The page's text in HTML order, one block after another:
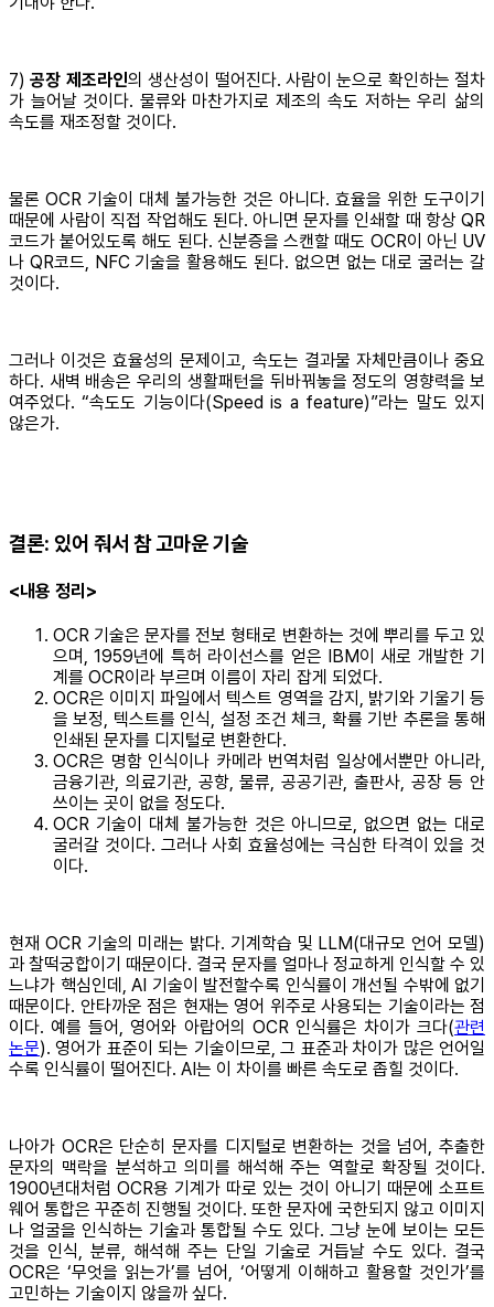
7)공장 제조라인의 생산성이 떨어진다. 사람이 눈으로 확인하는 절차
가 늘어날 것이다. 물류와 마찬가지로 제조의 속도 저하는 우리 삶의
속도를 재조정할 것이다.
물론 OCR 기술이 대체 불가능한 것은 아니다. 효율을 위한 도구이기
때문에 사람이 직접 작업해도 된다. 아니면 문자를 인쇄할 때 항상 QR
코드가 붙어있도록 해도 된다. 신분증을 스캔할 때도 OCR이 아닌 UV
나 QR코드, NFC 기술을 활용해도 된다. 없으면 없는 대로 굴러는 갈
것이다.
그러나 이것은 효율성의 문제이고, 속도는 결과물 자체만큼이나 중요
하다. 새벽 배송은 우리의 생활패턴을 뒤바꿔놓을 정도의 영향력을 보
여주었다. “속도도 기능이다(Speed is a feature)”라는 말도 있지
않은가.
결론: 있어 줘서 참 고마운 기술
<내용 정리>
OCR 기술은 문자를 전보 형태로 변환하는 것에 뿌리를 두고 있
으며, 1959년에 특허 라이선스를 얻은 IBM이 새로 개발한 기
계를 OCR이라 부르며 이름이 자리 잡게 되었다.
OCR은 이미지 파일에서 텍스트 영역을 감지, 밝기와 기울기 등
을 보정, 텍스트를 인식, 설정 조건 체크, 확률 기반 추론을 통해
인쇄된 문자를 디지털로 변환한다.
OCR은 명함 인식이나 카메라 번역처럼 일상에서뿐만 아니라,
금융기관, 의료기관, 공항, 물류, 공공기관, 출판사, 공장 등 안
쓰이는 곳이 없을 정도다.
OCR 기술이 대체 불가능한 것은 아니므로, 없으면 없는 대로
굴러갈 것이다. 그러나 사회 효율성에는 극심한 타격이 있을 것
이다.
현재 OCR 기술의 미래는 밝다. 기계학습 및 LLM(대규모 언어 모델)
과 찰떡궁합이기 때문이다. 결국 문자를 얼마나 정교하게 인식할 수 있
느냐가 핵심인데, AI 기술이 발전할수록 인식률이 개선될 수밖에 없기
때문이다. 안타까운 점은 현재는 영어 위주로 사용되는 기술이라는 점
이다. 예를 들어, 영어와 아랍어의 OCR 인식률은 차이가 크다(관련
논문). 영어가 표준이 되는 기술이므로, 그 표준과 차이가 많은 언어일
수록 인식률이 떨어진다. AI는 이 차이를 빠른 속도로 좁힐 것이다.
나아가 OCR은 단순히 문자를 디지털로 변환하는 것을 넘어, 추출한
문자의 맥락을 분석하고 의미를 해석해 주는 역할로 확장될 것이다.
1900년대처럼 OCR용 기계가 따로 있는 것이 아니기 때문에 소프트
웨어 통합은 꾸준히 진행될 것이다. 또한 문자에 국한되지 않고 이미지
나 얼굴을 인식하는 기술과 통합될 수도 있다. 그냥 눈에 보이는 모든
것을 인식, 분류, 해석해 주는 단일 기술로 거듭날 수도 있다. 결국
OCR은 ‘무엇을 읽는가’를 넘어, ‘어떻게 이해하고 활용할 것인가’를
고민하는 기술이지 않을까 싶다.